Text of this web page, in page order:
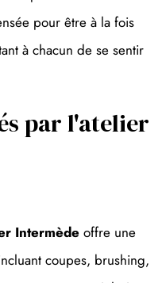
à chacun de se sentir
par l'atelier
Intermède
coupes, brushing,
est réalisée